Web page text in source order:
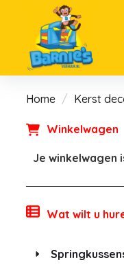
Home Kerst
Winkelwagen
Je winkelwagen
Wat wilt u